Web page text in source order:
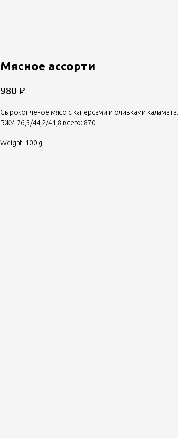
Мясное ассорти
980 ₽
Сырокопченое мясо с каперсами и оливками каламата.
БЖУ: 76,3/44,2/41,8 всего: 870
Weight: 100 g